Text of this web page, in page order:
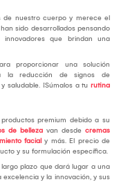
de nuestro cuerpo y merece el
han sido desarrollados pensando
que brindan una
proporcionar una solución
la reducción de signos de
saludable. ¡Súmalos a tu rutina
premium debido a su
de belleza van desde cremas
facial y más. El precio de
y su formulación específica.
plazo que dará lugar a una
y la innovación, y sus